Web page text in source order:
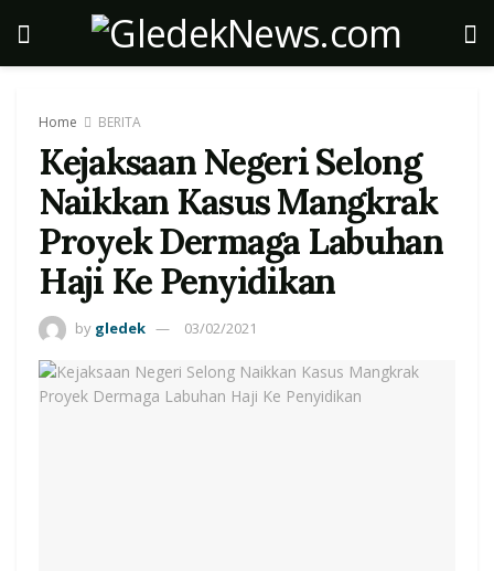
Home BERITA
Kejaksaan Negeri Selong
Naikkan Kasus Mangkrak
Proyek Dermaga Labuhan
Haji Ke Penyidikan
by gledek 03/02/2021